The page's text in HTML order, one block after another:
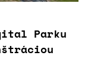
Parku